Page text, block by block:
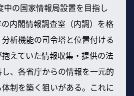
中の国家情報局設置を目指し
内閣情報調査室（内調）を格
析機能の司令塔と位置付ける
えていた情報収集・提供の法
、各省庁からの情報を一元的
制を築く狙いがある。これに